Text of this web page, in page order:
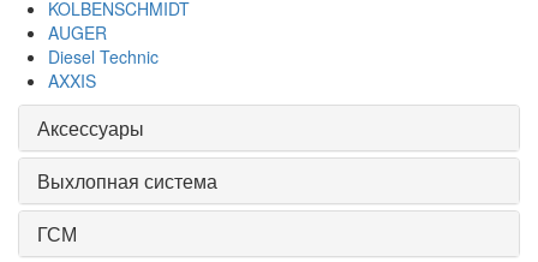
KOLBENSCHMIDT
AUGER
Diesel Technic
AXXIS
Аксессуары
Выхлопная система
ГСМ